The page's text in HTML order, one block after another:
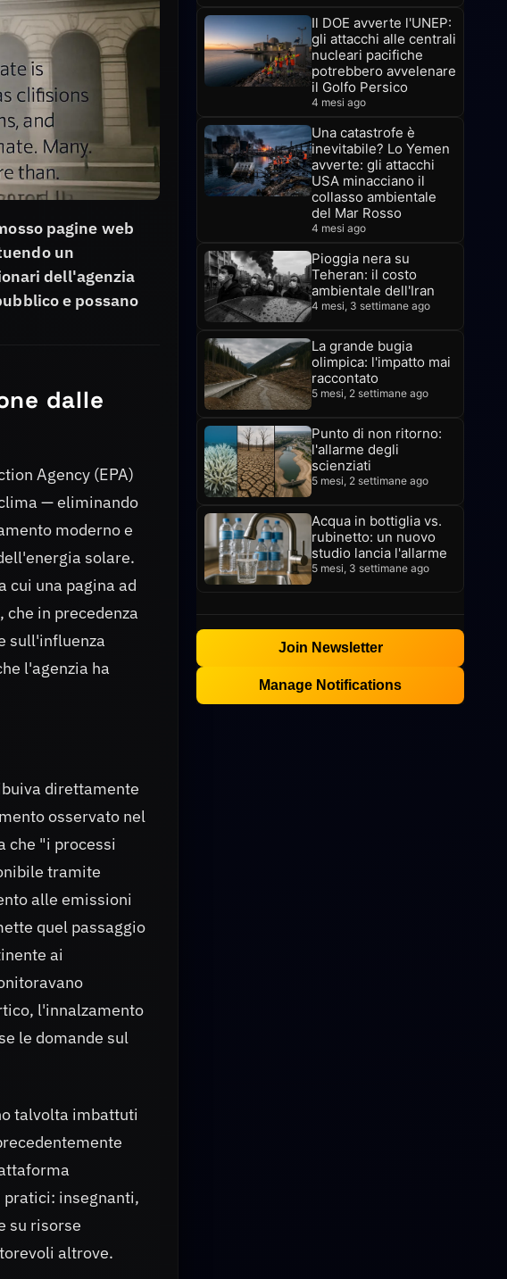
pagine web
un
dell'agenzia
e possano
dalle
Agency (EPA)
— eliminando
moderno e
solare.
cui una pagina ad
in precedenza
sull'influenza
l'agenzia ha
direttamente
osservato nel
che "i processi
tramite
alle emissioni
quel passaggio
ai
l'innalzamento
le domande sul
talvolta imbattuti
insegnanti,
su risorse
altrove.
Il DOE avverte l'UNEP:
gli attacchi alle centrali
nucleari pacifiche
potrebbero avvelenare
il Golfo Persico
4 mesi ago
Una catastrofe è
inevitabile? Lo Yemen
avverte: gli attacchi
USA minacciano il
collasso ambientale
del Mar Rosso
4 mesi ago
Pioggia nera su
Teheran: il costo
ambientale dell'Iran
4 mesi, 3 settimane ago
La grande bugia
olimpica: l'impatto mai
raccontato
5 mesi, 2 settimane ago
Punto di non ritorno:
l'allarme degli
scienziati
5 mesi, 2 settimane ago
Acqua in bottiglia vs.
rubinetto: un nuovo
studio lancia l'allarme
5 mesi, 3 settimane ago
Join Newsletter
Manage Notifications